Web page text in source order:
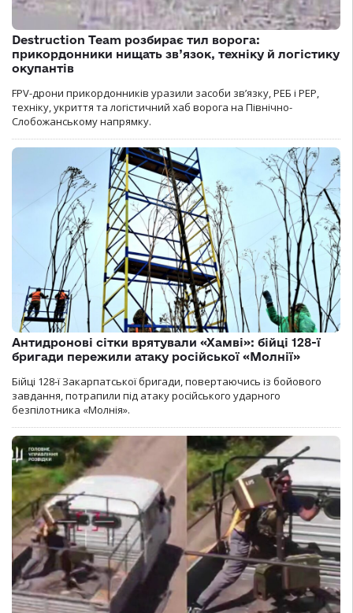
Destruction Team розбирає тил ворога:
прикордонники нищать зв’язок, техніку й логістику
окупантів
FPV-дрони прикордонників уразили засоби зв’язку, РЕБ і РЕР,
техніку, укриття та логістичний хаб ворога на Північно-
Слобожанському напрямку.
Антидронові сітки врятували «Хамві»: бійці 128-ї
бригади пережили атаку російської «Молнії»
Бійці 128-ї Закарпатської бригади, повертаючись із бойового
завдання, потрапили під атаку російського ударного
безпілотника «Молнія».